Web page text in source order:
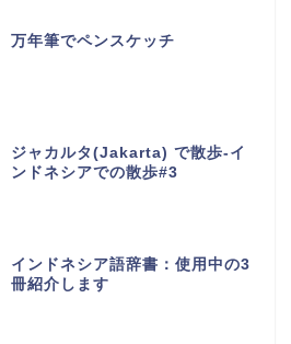
万年筆でペンスケッチ
ジャカルタ(Jakarta) で散歩-イ
ンドネシアでの散歩#3
インドネシア語辞書：使用中の3
冊紹介します